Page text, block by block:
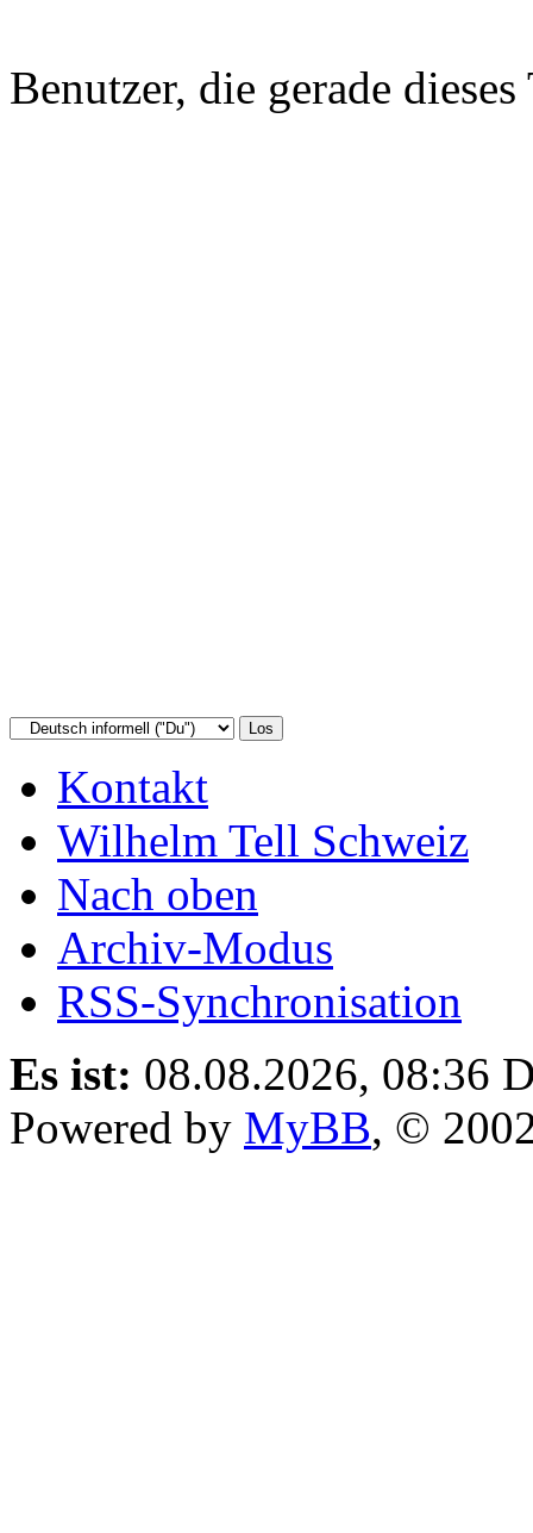
Benutzer, die gerade
Kontakt
Wilhelm Tell Schweiz
Nach oben
Archiv-Modus
RSS-Synchronisation
Es ist: 08.08.2026, 08:36
Powered by MyBB, ©